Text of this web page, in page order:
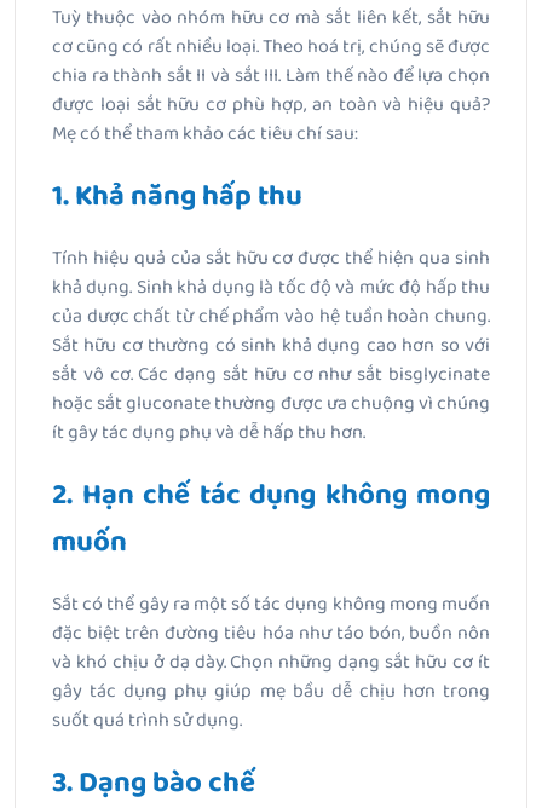
Tuỳ thuộc vào nhóm hữu cơ mà sắt liên kết, sắt hữu
cơ cũng có rất nhiều loại. Theo hoá trị, chúng sẽ được
chia ra thành sắt II và sắt III. Làm thế nào để lựa chọn
được loại sắt hữu cơ phù hợp, an toàn và hiệu quả?
Mẹ có thể tham khảo các tiêu chí sau:
1. Khả năng hấp thu
Tính hiệu quả của sắt hữu cơ được thể hiện qua sinh
khả dụng. Sinh khả dụng là tốc độ và mức độ hấp thu
của dược chất từ chế phẩm vào hệ tuần hoàn chung.
Sắt hữu cơ thường có sinh khả dụng cao hơn so với
sắt vô cơ. Các dạng sắt hữu cơ như sắt bisglycinate
hoặc sắt gluconate thường được ưa chuộng vì chúng
ít gây tác dụng phụ và dễ hấp thu hơn.
2. Hạn chế tác dụng không mong
muốn
Sắt có thể gây ra một số tác dụng không mong muốn
đặc biệt trên đường tiêu hóa như táo bón, buồn nôn
và khó chịu ở dạ dày. Chọn những dạng sắt hữu cơ ít
gây tác dụng phụ giúp mẹ bầu dễ chịu hơn trong
suốt quá trình sử dụng.
3. Dạng bào chế